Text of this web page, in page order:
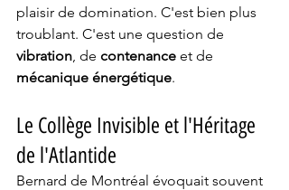
plaisir de domination. C'est bien plus
troublant. C'est une question de
vibration , de contenance et de
mécanique énergétique.
Le Collège Invisible et l'Héritage
de l'Atlantide
Bernard de Montréal évoquait souvent